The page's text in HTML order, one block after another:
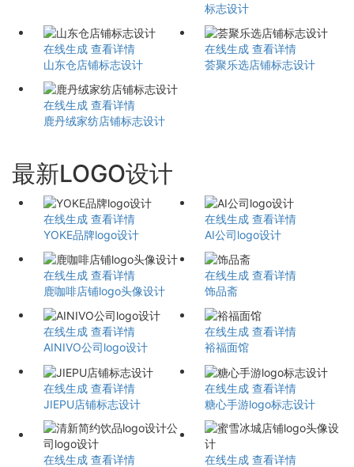
标志设计
在线生成 查看详情
山东仓店铺标志设计
在线生成 查看详情
荟聚乐选店铺标志设计
在线生成 查看详情
鹿丹绒家纺店铺标志设计
最新LOGO设计
在线生成 查看详情
YOKE品牌logo设计
在线生成 查看详情
AI公司logo设计
在线生成 查看详情
鹿咖啡店铺logo头像设计
在线生成 查看详情
饰品斋
在线生成 查看详情
AINIVO公司logo设计
在线生成 查看详情
裕福面馆
在线生成 查看详情
JIEPU店铺标志设计
在线生成 查看详情
糖心手游logo标志设计
在线生成 查看详情
在线生成 查看详情